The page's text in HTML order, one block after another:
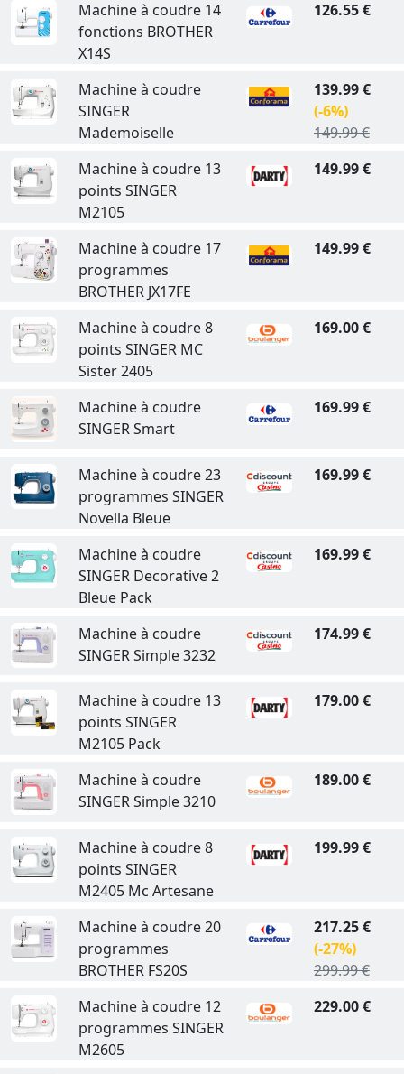
Machine à coudre 14
fonctions BROTHER
X14S
126.55 €
Machine à coudre
SINGER
Mademoiselle
139.99 €
(-6%)
149.99 €
Machine à coudre 13
points SINGER
M2105
149.99 €
Machine à coudre 17
programmes
BROTHER JX17FE
149.99 €
Machine à coudre 8
points SINGER MC
Sister 2405
169.00 €
Machine à coudre
SINGER Smart
169.99 €
Machine à coudre 23
programmes SINGER
Novella Bleue
169.99 €
Machine à coudre
SINGER Decorative 2
Bleue Pack
169.99 €
Machine à coudre
SINGER Simple 3232
174.99 €
Machine à coudre 13
points SINGER
M2105 Pack
179.00 €
Machine à coudre
SINGER Simple 3210
189.00 €
Machine à coudre 8
points SINGER
M2405 Mc Artesane
199.99 €
Machine à coudre 20
programmes
BROTHER FS20S
217.25 €
(-27%)
299.99 €
Machine à coudre 12
programmes SINGER
M2605
229.00 €